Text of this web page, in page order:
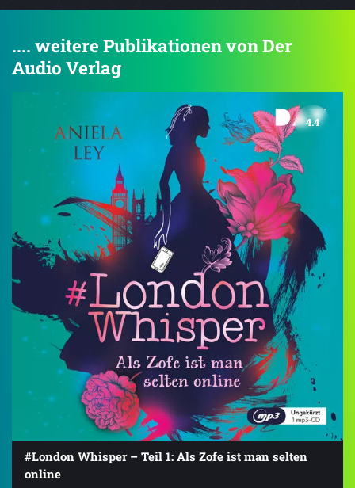
.... weitere Publikationen von Der
Audio Verlag
4.4
#London Whisper – Teil 1: Als Zofe ist man selten
online